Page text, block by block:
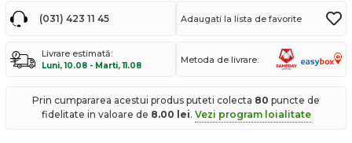
(031) 423 11 45 Adaugati la lista de favorite
Livrare estimată:
Luni, 10.08 - Marti, 11.08
Metoda de livrare:
Prin cumpararea acestui produs puteti colecta 80 puncte de
fidelitate in valoare de 8.00 lei. Vezi program loialitate